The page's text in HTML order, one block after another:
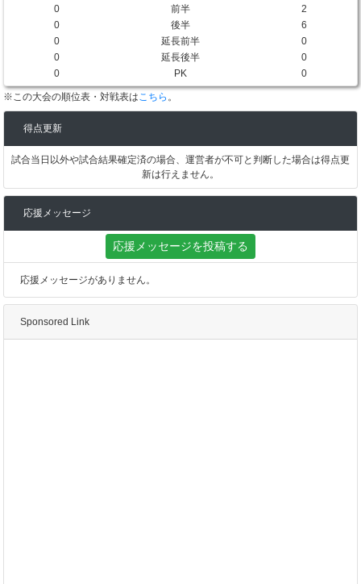
0 前半
2
0
後半
6
0
延長前半
0
0
延長後半
0
0
PK 0
※この大会の順位表・対戦表はこちら 。
得点更新
試合当日以外や試合結果確定済の場合、運営者が不可と判断した場合は得点更
新は行えません。
応援メッセージ
応援メッセージを投稿する
応援メッセージがありません。
Sponsored Link